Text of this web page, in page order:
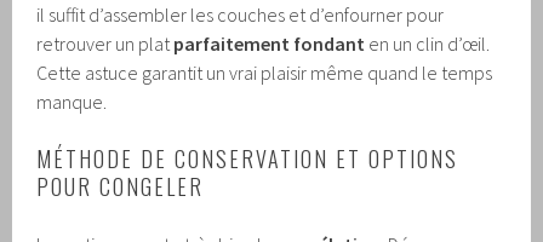
il suffit d’assembler les couches et d’enfourner pour
retrouver un plat parfaitement fondant en un clin d’œil.
Cette astuce garantit un vrai plaisir même quand le temps
manque.
MÉTHODE DE CONSERVATION ET OPTIONS
POUR CONGELER